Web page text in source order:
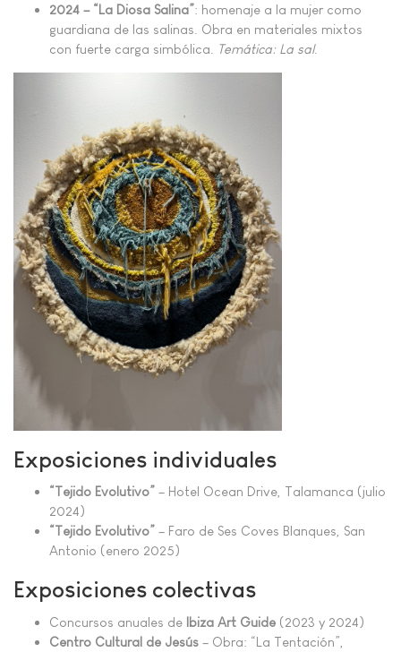
2024 – “La Diosa Salina”: homenaje a la mujer como
guardiana de las salinas. Obra en materiales mixtos
con fuerte carga simbólica.
Temática: La sal.
Exposiciones individuales
“Tejido Evolutivo” – Hotel Ocean Drive, Talamanca (julio
2024)
“Tejido Evolutivo” – Faro de Ses Coves Blanques, San
Antonio (enero 2025)
Exposiciones colectivas
Concursos anuales de Ibiza Art Guide (2023 y 2024)
Centro Cultural de Jesús – Obra: “La Tentación”,